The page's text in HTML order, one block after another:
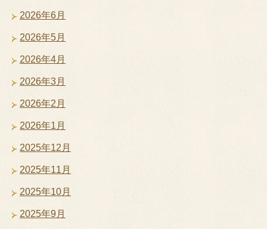
2026年6月
2026年5月
2026年4月
2026年3月
2026年2月
2026年1月
2025年12月
2025年11月
2025年10月
2025年9月